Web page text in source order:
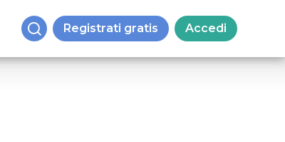
Registrati gratis Accedi